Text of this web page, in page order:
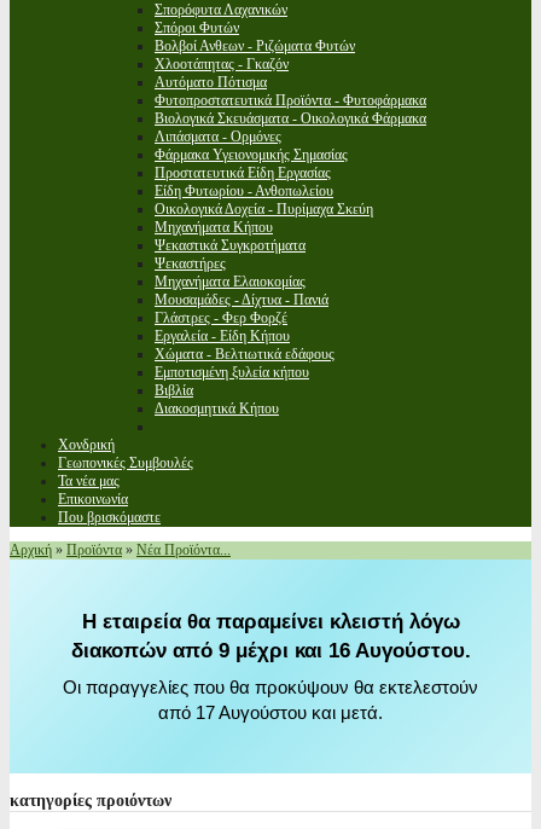
Σπορόφυτα Λαχανικών
Σπόροι Φυτών
Βολβοί Ανθεων - Ριζώματα Φυτών
Χλοοτάπητας - Γκαζόν
Αυτόματο Πότισμα
Φυτοπροστατευτικά Προϊόντα - Φυτοφάρμακα
Βιολογικά Σκευάσματα - Οικολογικά Φάρμακα
Λιπάσματα - Ορμόνες
Φάρμακα Υγειονομικής Σημασίας
Προστατευτικά Είδη Εργασίας
Είδη Φυτωρίου - Ανθοπωλείου
Οικολογικά Δοχεία - Πυρίμαχα Σκεύη
Μηχανήματα Κήπου
Ψεκαστικά Συγκροτήματα
Ψεκαστήρες
Μηχανήματα Ελαιοκομίας
Μουσαμάδες - Δίχτυα - Πανιά
Γλάστρες - Φερ Φορζέ
Εργαλεία - Είδη Κήπου
Χώματα - Βελτιωτικά εδάφους
Εμποτισμένη ξυλεία κήπου
Βιβλία
Διακοσμητικά Κήπου
Χονδρική
Γεωπονικές Συμβουλές
Τα νέα μας
Επικοινωνία
Που βρισκόμαστε
Αρχική » Προϊόντα » Νέα Προϊόντα...
Η εταιρεία θα παραμείνει κλειστή λόγω
διακοπών από 9 μέχρι και 16 Αυγούστου.
Οι παραγγελίες που θα προκύψουν θα εκτελεστούν
από 17 Αυγούστου και μετά.
κατηγορίες προιόντων